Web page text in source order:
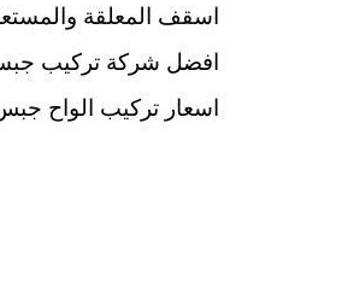
اسقف المعلقة
افضل شركة تركيب
اسعار تركيب الواح